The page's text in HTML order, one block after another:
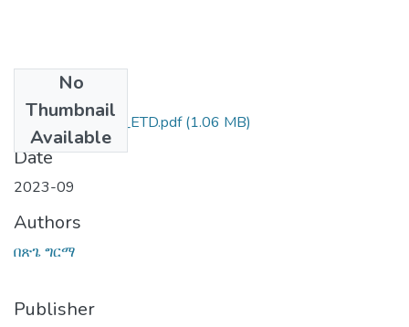
No
Thumbnail
Available
በጽጌ_ግርማ_2023_ETD.pdf(1.06 MB)
Date
2023-09
Authors
በጽጌ ግርማ
Publisher